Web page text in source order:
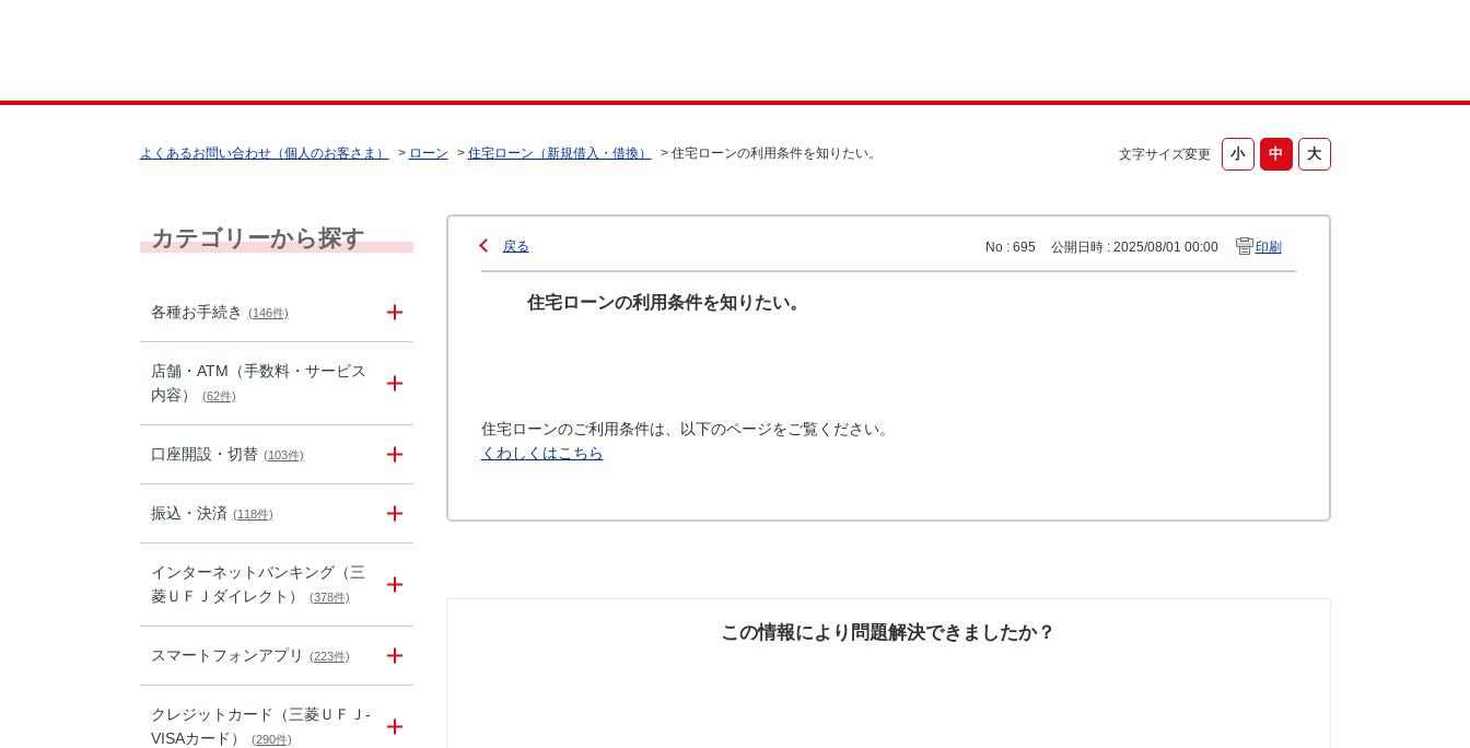
文字サイズ変更
よくあるお問い合わせ（個人のお客さま） > ローン > 住宅ローン（新規借入・借換） > 住宅ローンの利用条件を知りたい。
カテゴリーから探す
各種お手続き (146件)
店舗・ATM（手数料・サービス
内容）
(62件)
口座開設・切替 (103件)
振込・決済 (118件)
インターネットバンキング（三
菱ＵＦＪダイレクト）
(378件)
スマートフォンアプリ (223件)
クレジットカード（三菱ＵＦＪ-
VISAカード）
(290件)
戻る No : 695 公開日時 : 2025/08/01 00:00 印刷
住宅ローンの利用条件を知りたい。
住宅ローンのご利用条件は、以下のページをご覧ください。
くわしくはこちら
この情報により問題解決できましたか？